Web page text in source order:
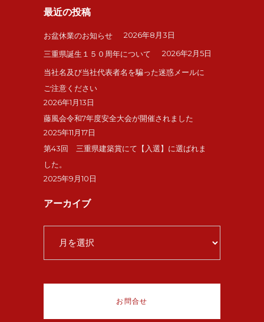
最近の投稿
お盆休業のお知らせ
2026年8月3日
三重県誕生１５０周年について
2026年2月5日
当社名及び当社代表者名を騙った迷惑メールに
ご注意ください
2026年1月13日
藤風会令和7年度安全大会が開催されました
2025年11月17日
第43回 三重県建築賞にて【入選】に選ばれま
した。
2025年9月10日
アーカイブ
ア
カ
お問合せ